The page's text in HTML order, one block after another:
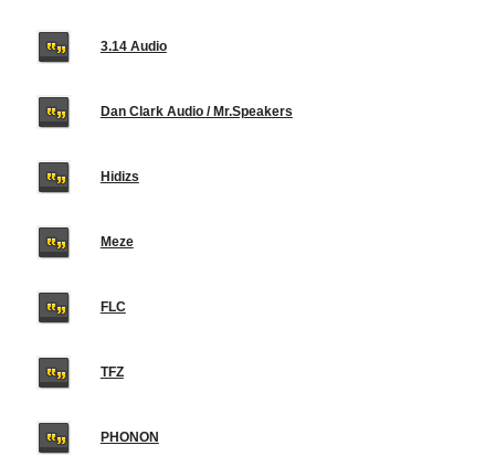
3.14 Audio
Dan Clark Audio / Mr.Speakers
Hidizs
Meze
FLC
TFZ
PHONON